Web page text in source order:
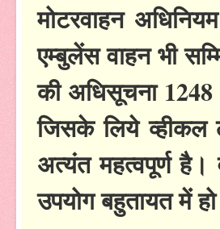
मोटरवाहन
एम्बुलेंस वाहन भी
की अधिसूचना 1248
जिसके लिये व्हीकल
अत्यंत महत्वपूर्ण है।
उपयोग बहुतायत में